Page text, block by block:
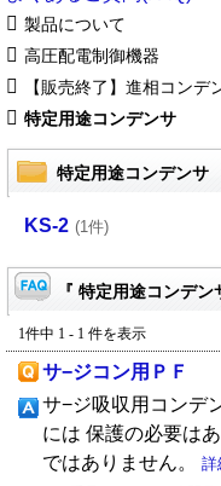
製品について
高圧配電制御機器
【販売終了】進相コンデ
特定用途コンデンサ
特定用途コンデンサ
KS-2 (1件)
『 特定用途コンデ
1件中 1 - 1 件を表示
サ−ジコン用ＰＦ
サ−ジ吸収用コンデ
には 保護の必要は
ではありません。 詳